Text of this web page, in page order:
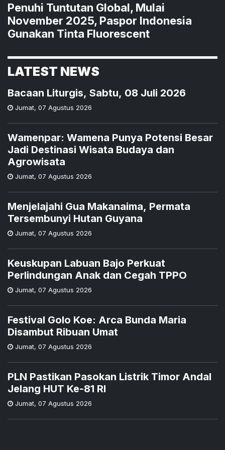
Penuhi Tuntutan Global, Mulai
November 2025, Paspor Indonesia
Gunakan Tinta Fluorescent
LATEST NEWS
Bacaan Liturgis, Sabtu, 08 Juli 2026
Jumat, 07 Agustus 2026
Wamenpar: Wamena Punya Potensi Besar
Jadi Destinasi Wisata Budaya dan
Agrowisata
Jumat, 07 Agustus 2026
Menjelajahi Gua Makanaima, Permata
Tersembunyi Hutan Guyana
Jumat, 07 Agustus 2026
Keuskupan Labuan Bajo Perkuat
Perlindungan Anak dan Cegah TPPO
Jumat, 07 Agustus 2026
Festival Golo Koe: Arca Bunda Maria
Disambut Ribuan Umat
Jumat, 07 Agustus 2026
PLN Pastikan Pasokan Listrik Timor Andal
Jelang HUT Ke-81 RI
Jumat, 07 Agustus 2026